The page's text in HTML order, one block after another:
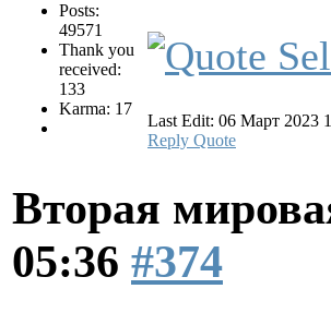
Posts:
49571
Thank you
received:
133
Karma: 17
Last Edit: 06 Март 2023
Reply Quote
Вторая
05:36 #374